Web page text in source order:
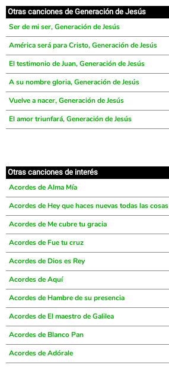
Otras canciones de Generación de Jesús
Ser de mi ser, Generación de Jesús
América será para Cristo, Generación de Jesús
El testimonio de Juan, Generación de Jesús
A su nombre gloria, Generación de Jesús
Vuelve a nacer, Generación de Jesús
El amor triunfará, Generación de Jesús
Otras canciones de interés
Acordes de Alma Mía
Acordes de Hey que haces nuevas todas las cosas
Acordes de Me cubre tu gracia
Acordes de Fue tu cruz
Acordes de Dios es Rey
Acordes de Aquí
Acordes de Hambre de su presencia
Acordes de El maestro de Galilea
Acordes de Blanco Pan
Acordes de Adórale